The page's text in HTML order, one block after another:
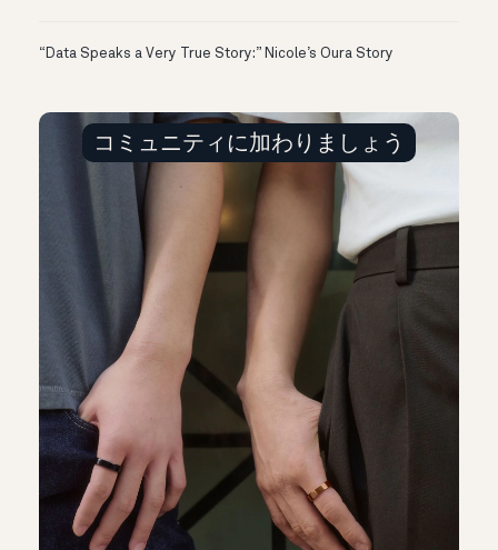
“Data Speaks a Very True Story:” Nicole’s Oura Story
コミュニティに加わりましょう